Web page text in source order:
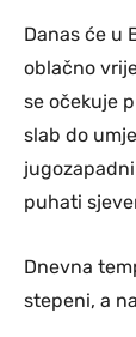
Danas će u
oblačno
se očekuje
slab do
puhati
Dnevna
stepeni, a